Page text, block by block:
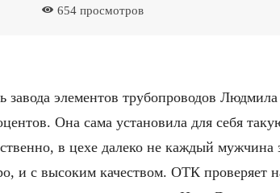
654 просмотров
завода элементов трубопроводов
Она сама установила для себя
в цехе далеко не каждый мужчина
и с высоким качеством. ОТК проверяет